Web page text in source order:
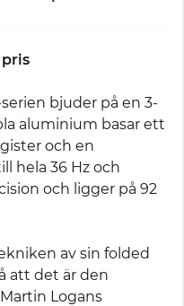
bjuder på en 3-
aluminium basar ett
och en
hela 36 Hz och
och ligger på 92
av sin folded
att det är den
Logans